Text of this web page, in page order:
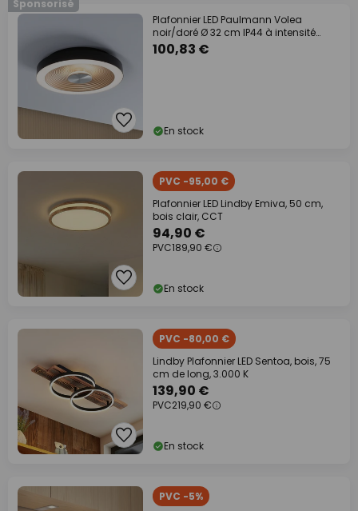
Sponsorisé
Plafonnier LED Paulmann Volea
noir/doré Ø 32 cm IP44 à intensité
variable
100,83 €
En stock
PVC -95,00 €
Plafonnier LED Lindby Emiva, 50 cm,
bois clair, CCT
94,90 €
PVC189,90 €
En stock
PVC -80,00 €
Lindby Plafonnier LED Sentoa, bois, 75
cm de long, 3.000 K
139,90 €
PVC219,90 €
En stock
PVC -5%